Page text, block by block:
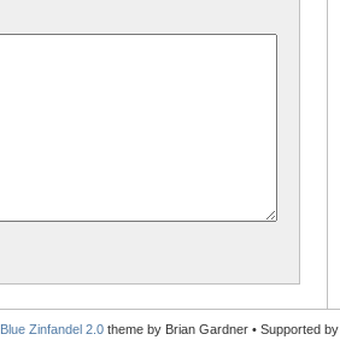
Blue Zinfandel 2.0theme by Brian Gardner • Supported by